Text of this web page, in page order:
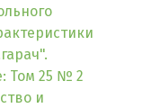
Том 25 № 2
и